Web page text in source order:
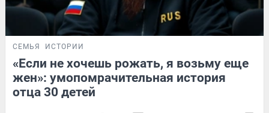
СЕМЬЯ ИСТОРИИ
«Если не хочешь рожать, я возьму еще
жен»: умопомрачительная история
отца 30 детей